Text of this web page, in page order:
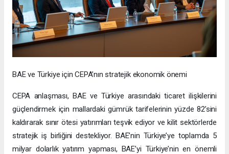
BAE ve Türkiye için CEPA’nın stratejik ekonomik önemi
CEPA anlaşması, BAE ve Türkiye arasındaki ticaret ilişkilerini
güçlendirmek için mallardaki gümrük tarifelerinin yüzde 82’sini
kaldırarak sınır ötesi yatırımları teşvik ediyor ve kilit sektörlerde
stratejik iş birliğini destekliyor. BAE’nin Türkiye’ye toplamda 5
milyar dolarlık yatırım yapması, BAE’yi Türkiye’nin en önemli